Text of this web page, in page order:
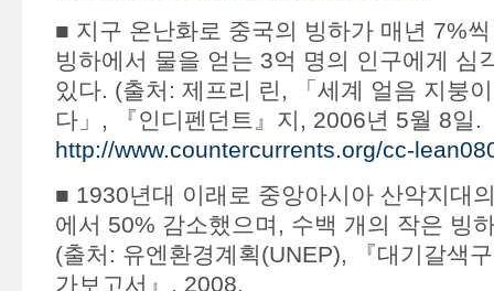
■ 지구 온난화로 중국의 빙하가 매년 7%
빙하에서 물을 얻는 3억 명의 인구에게 심
있다. (출처: 제프리 린, 「세계 얼음 지붕
다」, 『인디펜던트』지, 2006년 5월 8일.
http://www.countercurrents.org/cc-
■ 1930년대 이래로 중앙아시아 산악지대
에서 50% 감소했으며, 수백 개의 작은 빙
(출처: 유엔환경계획(UNEP), 『대기갈색
가보고서』, 2008.